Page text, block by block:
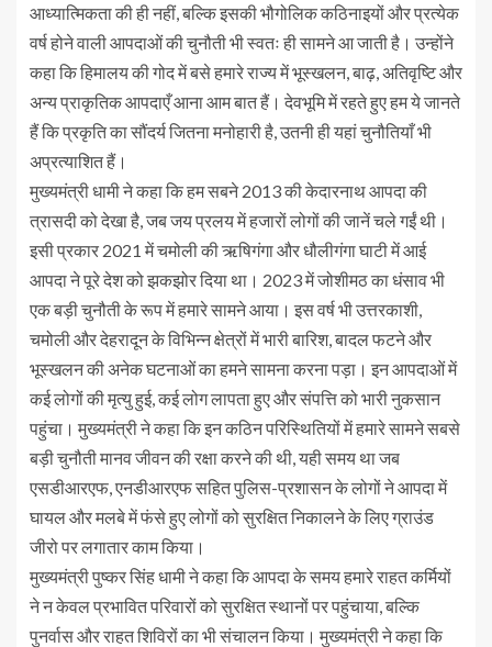
आध्यात्मिकता की ही नहीं, बल्कि इसकी भौगोलिक कठिनाइयों और प्रत्येक
वर्ष होने वाली आपदाओं की चुनौती भी स्वतः ही सामने आ जाती है। उन्होंने
कहा कि हिमालय की गोद में बसे हमारे राज्य में भूस्खलन, बाढ़, अतिवृष्टि और
अन्य प्राकृतिक आपदाएँ आना आम बात हैं। देवभूमि में रहते हुए हम ये जानते
हैं कि प्रकृति का सौंदर्य जितना मनोहारी है, उतनी ही यहां चुनौतियाँ भी
अप्रत्याशित हैं।
मुख्यमंत्री धामी ने कहा कि हम सबने 2013 की केदारनाथ आपदा की
त्रासदी को देखा है, जब जय प्रलय में हजारों लोगों की जानें चले गईं थी।
इसी प्रकार 2021 में चमोली की ऋषिगंगा और धौलीगंगा घाटी में आई
आपदा ने पूरे देश को झकझोर दिया था। 2023 में जोशीमठ का धंसाव भी
एक बड़ी चुनौती के रूप में हमारे सामने आया। इस वर्ष भी उत्तरकाशी,
चमोली और देहरादून के विभिन्न क्षेत्रों में भारी बारिश, बादल फटने और
भूस्खलन की अनेक घटनाओं का हमने सामना करना पड़ा। इन आपदाओं में
कई लोगों की मृत्यु हुई, कई लोग लापता हुए और संपत्ति को भारी नुकसान
पहुंचा। मुख्यमंत्री ने कहा कि इन कठिन परिस्थितियों में हमारे सामने सबसे
बड़ी चुनौती मानव जीवन की रक्षा करने की थी, यही समय था जब
एसडीआरएफ, एनडीआरएफ सहित पुलिस-प्रशासन के लोगों ने आपदा में
घायल और मलबे में फंसे हुए लोगों को सुरक्षित निकालने के लिए ग्राउंड
जीरो पर लगातार काम किया।
मुख्यमंत्री पुष्कर सिंह धामी ने कहा कि आपदा के समय हमारे राहत कर्मियों
ने न केवल प्रभावित परिवारों को सुरक्षित स्थानों पर पहुंचाया, बल्कि
पुनर्वास और राहत शिविरों का भी संचालन किया। मुख्यमंत्री ने कहा कि